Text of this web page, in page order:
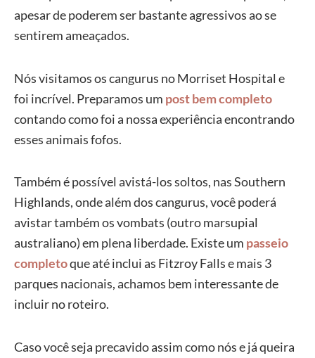
apesar de poderem ser bastante agressivos ao se
sentirem ameaçados.
Nós visitamos os cangurus no Morriset Hospital e
foi incrível. Preparamos um post bem completo
contando como foi a nossa experiência encontrando
esses animais fofos.
Também é possível avistá-los soltos, nas Southern
Highlands, onde além dos cangurus, você poderá
avistar também os vombats (outro marsupial
australiano) em plena liberdade. Existe um passeio
completoque até inclui as Fitzroy Falls e mais 3
parques nacionais, achamos bem interessante de
incluir no roteiro.
Caso você seja precavido assim como nós e já queira